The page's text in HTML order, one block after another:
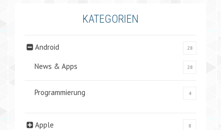
KATEGORIEN
Android 28
News & Apps 28
Programmierung 4
Apple 8